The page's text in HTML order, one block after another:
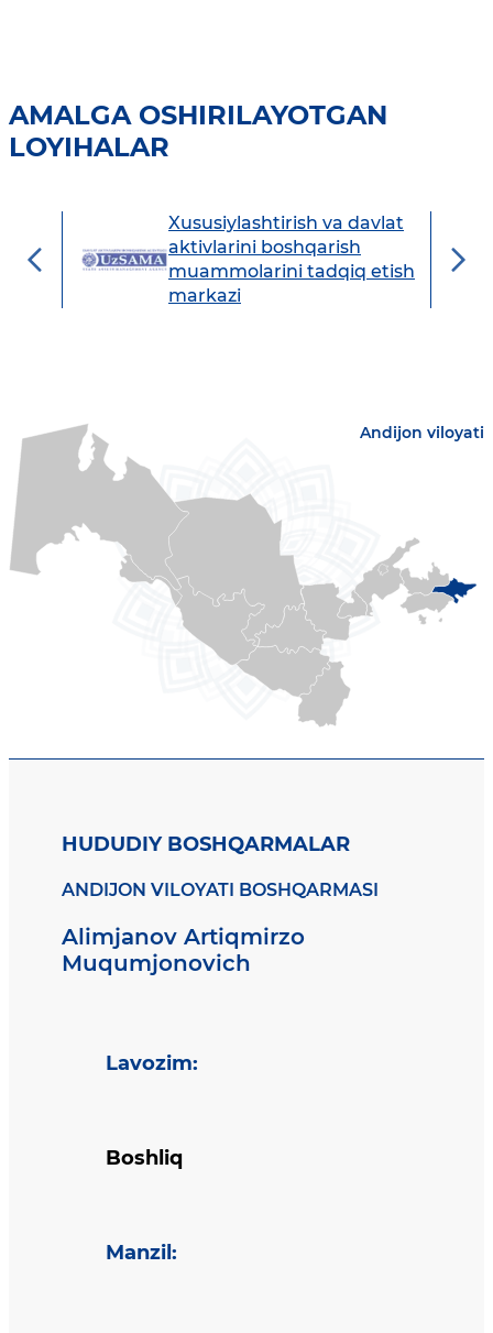
AMALGA OSHIRILAYOTGAN
LOYIHALAR
Xususiylashtirish va davlat
aktivlarini boshqarish
muammolarini tadqiq etish
markazi
Andijon viloyati
HUDUDIY BOSHQARMALAR
ANDIJON VILOYATI BOSHQARMASI
Alimjanov Artiqmirzo
Muqumjonovich
Lavozim:
Boshliq
Manzil :